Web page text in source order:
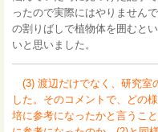
ったので実際にはやりません
の割りばしで植物体を囲むと
いと思いました。
(3) 渡辺だけでなく、研究室
した。そのコメントで、どの
培に参考になったかと言うこ